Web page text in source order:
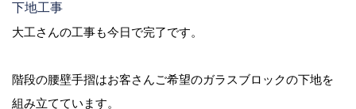
下地工事
大工さんの工事も今日で完了です。
階段の腰壁手摺はお客さんご希望のガラスブロックの下地を
組み立てています。